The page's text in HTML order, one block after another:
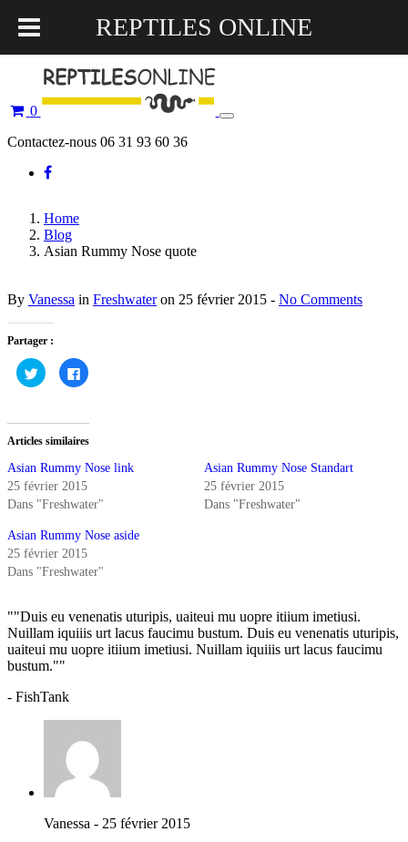
0
Toggle
Contactez-nous 06 31 93 60 36
Home
Blog
Asian Rummy Nose quote
By Vanessa in Freshwateron 25 février 2015 - No Comments
Partager :
Cliquez
pour
partager
dans
une
nouvelle
Cliquez
pour
dans
nouvelle
Articles similaires
Asian Rummy Nose link
25 février 2015
Dans "Freshwater"
Asian Rummy Nose Standart
25 février 2015
Dans "Freshwater"
Asian Rummy Nose aside
25 février 2015
Dans "Freshwater"
""Duis eu venenatis uturipis, uaiteui mu uopre itiium imetiusi.
Nuillam iquiiis urt lacus faucimu bustum. Duis eu venenatis uturipis,
uaiteui mu uopre itiium imetiusi. Nuillam iquiiis urt lacus faucimu
bustum.""
- FishTank
Vanessa - 25 février 2015
REPTILES ONLINE